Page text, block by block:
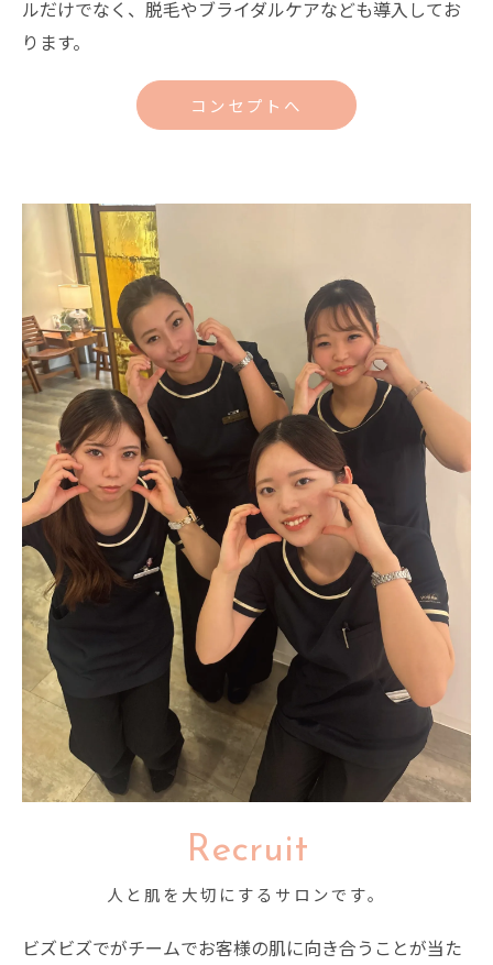
ルだけでなく、脱毛やブライダルケアなども導入してお
ります。
コンセプトへ
Recruit
人と肌を大切にするサロンです。
ビズビズでがチームでお客様の肌に向き合うことが当た